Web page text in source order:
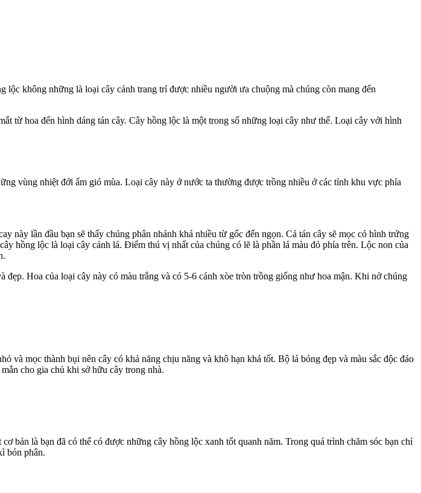
không những là loại cây cảnh trang trí được nhiều người ưa chuộng mà chúng còn mang đến
từ hoa đến hình dáng tán cây. Cây hồng lộc là một trong số những loại cây như thế. Loại cây với hình
vùng nhiệt đới ẩm gió mùa. Loại cây này ở nước ta thường được trồng nhiều ở các tỉnh khu vực phía
lần đầu bạn sẽ thấy chúng phân nhánh khá nhiều từ gốc đến ngọn. Cả tán cây sẽ mọc có hình trứng
hồng lộc là loại cây cảnh lá. Điểm thú vị nhất của chúng có lẽ là phần lá màu đỏ phía trên. Lộc non của
Hoa của loại cây này có màu trắng và có 5-6 cánh xòe tròn trồng giống như hoa mận. Khi nở chúng
mọc thành bụi nên cây có khả năng chịu năng và khô hạn khá tốt. Bộ lá bóng đẹp và màu sắc độc đáo
cho gia chủ khi sở hữu cây trong nhà.
bản là bạn đã có thể có được những cây hồng lộc xanh tốt quanh năm. Trong quá trình chăm sóc bạn chỉ
bón phân.